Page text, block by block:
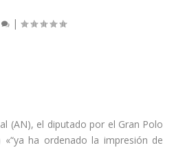
|
(AN), el diputado por el Gran Polo
ha ordenado la impresión de